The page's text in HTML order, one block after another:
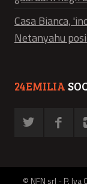
Casa Bianca,
Netanyahu
24EMILIA
© NFN srl - P.